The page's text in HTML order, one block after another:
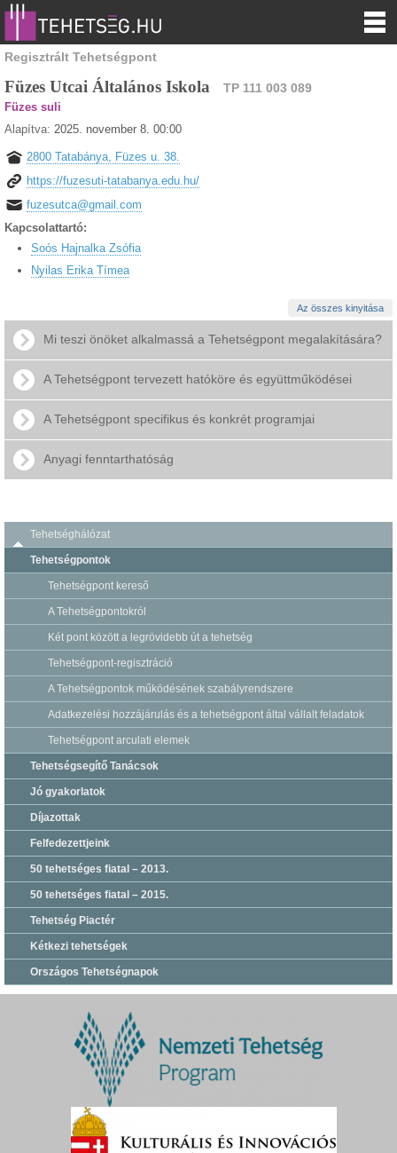
Regisztrált Tehetségpont
Füzes Utcai Általános Iskola TP 111 003 089
Füzes suli
Alapítva: 2025. november 8. 00:00
2800 Tatabánya, Füzes u. 38.
https://fuzesuti-tatabanya.edu.hu/
fuzesutca@gmail.com
Kapcsolattartó:
Soós Hajnalka Zsófia
Nyilas Erika Tímea
Az összes kinyitása
Mi teszi önöket alkalmassá a Tehetségpont megalakítására?
A Tehetségpont tervezett hatóköre és együttműködései
A Tehetségpont specifikus és konkrét programjai
Anyagi fenntarthatóság
Tehetséghálózat
Tehetségpontok
Tehetségpont kereső
A Tehetségpontokról
Két pont között a legrövidebb út a tehetség
Tehetségpont-regisztráció
A Tehetségpontok működésének szabályrendszere
Adatkezelési hozzájárulás és a tehetségpont által vállalt feladatok
Tehetségpont arculati elemek
Tehetségsegítő Tanácsok
Jó gyakorlatok
Díjazottak
Felfedezettjeink
50 tehetséges fiatal – 2013.
50 tehetséges fiatal – 2015.
Tehetség Piactér
Kétkezi tehetségek
Országos Tehetségnapok